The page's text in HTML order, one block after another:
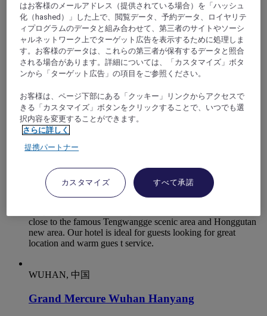
NANCHANG, 中国
Mercure Nanchang Sunac
Mercure Nanchang Sunac is a 504 room international hotel
include Terrace Cafe, Lobby Lounge, Meeting Rooms and
Gymnasium. 10 min drive to the high speed Nanchang West
station, 50 min to Changbei International Airport
NANCHANG, 中国
Mercure Nanchang Tengwang Pavilion
Mercure Nanchang Tengwang Pavilion is situated on North
close to the famous Tengwangge scenic area and Honggutan
new area. Our hotel is ideal for guests looking for great
location and warm gues t service.
WUHAN, 中国
Grand Mercure Wuhan Hanyang
はお客様のメールアドレス（提供されている場合）を「ハッシュ
化（hashed）」した上で、閲覧データ、予約データ、ロイヤリテ
ィプログラムのデータと組み合わせて、第三者のサイトやソーシ
ャルネットワーク上でターゲット広告を表示するために処理しま
す。お客様のデータは、これらの第三者が保有するデータと照合
される場合があります。詳細については、「カスタマイズ」ボタ
ンから「ターゲット広告」の項目をご参照ください。
お客様は、ページ下部にある「クッキー」リンクからアクセスで
きる「カスタマイズ」ボタンをクリックすることで、いつでも選
択内容を変更することができます。
さらに詳しく
提携パートナー
カスタマイズ すべて承諾